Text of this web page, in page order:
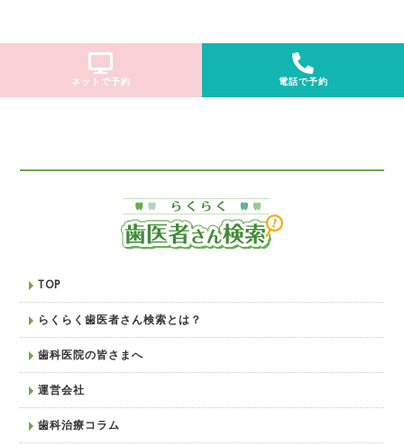
ネットで予約 電話で予約
TOP
らくらく歯医者さん検索とは？
歯科医院の皆さまへ
運営会社
歯科治療コラム